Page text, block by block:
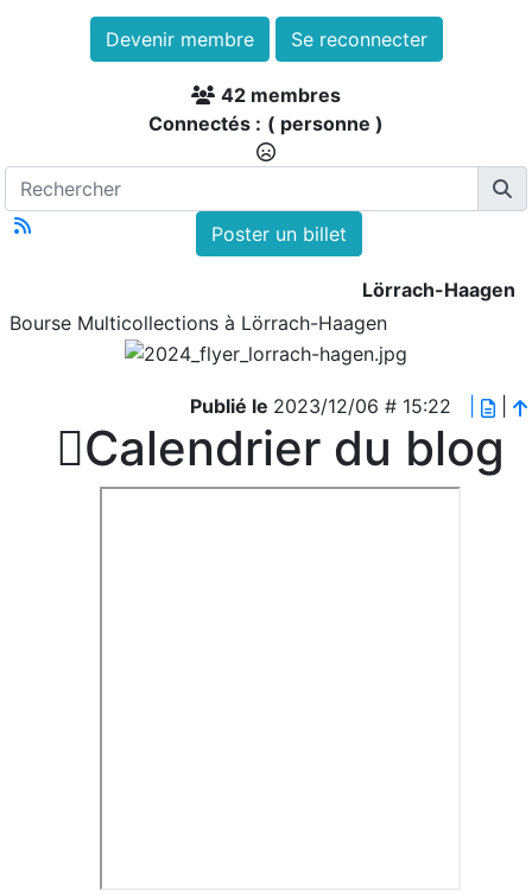
Devenir membre Se reconnecter
42 membres
Connectés : ( personne )
Poster un billet
Lörrach-Haagen
Bourse Multicollections à Lörrach-Haagen
Publié le 2023/12/06 # 15:22
Calendrier du blog